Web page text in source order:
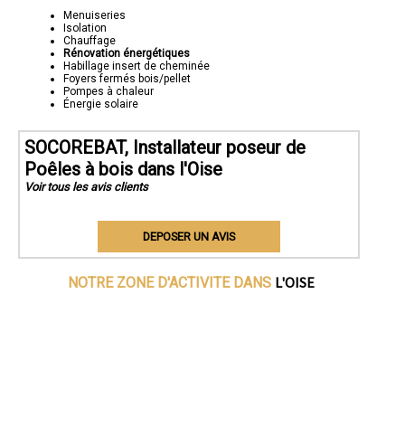
Menuiseries
Isolation
Chauffage
Rénovation énergétiques
Habillage insert de cheminée
Foyers fermés bois/pellet
Pompes à chaleur
Énergie solaire
SOCOREBAT, Installateur poseur de
Poêles à bois dans l'Oise
Voir tous les avis clients
DEPOSER UN AVIS
NOTRE ZONE D'ACTIVITE DANS L'OISE